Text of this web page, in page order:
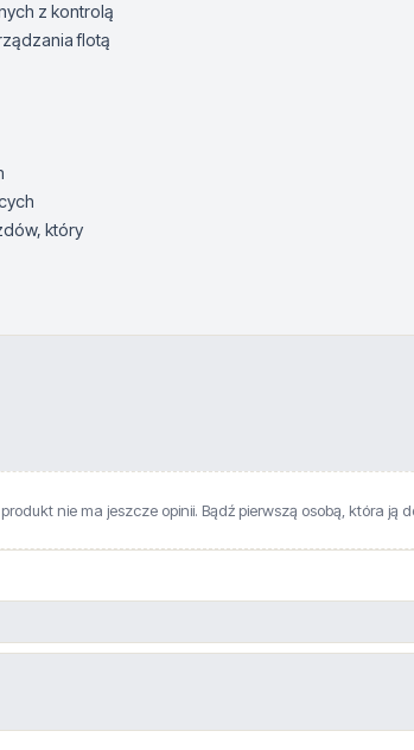
z kontrolą
flotą
który
nie ma jeszcze opinii. Bądź pierwszą osobą, która ją